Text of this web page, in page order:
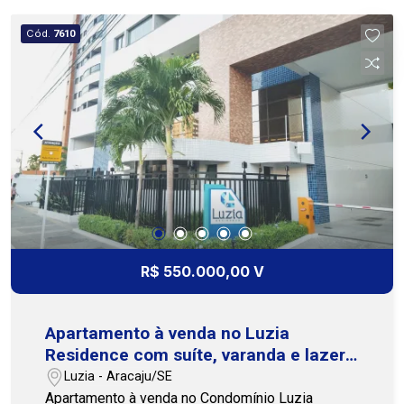
e demais serviços essenciais para o dia a dia,
garantindo mais comodidade e qualidade de vida.
O condomínio conta com salão de festas e
espaço gourmet, oferecendo opções para
momentos de lazer e confraternização. Uma
excelente oportunidade para quem procura um
apartamento espaçoso, bem localizado e com
fácil acesso às principais conveniências da
região. Entre em contato e agende sua visita,
nossa equipe está pronta para te atender. Cohab
Premium Imobiliária - PJ 208 (79) 3231-3231 /
WhatsApp (79) 99175-0071
Cód. 7610
R$ 550.000,00 V
Apartamento à venda no Luzia
Residence com suíte, varanda e lazer
completo
Luzia - Aracaju/SE
Apartamento à venda no Condomínio Luzia